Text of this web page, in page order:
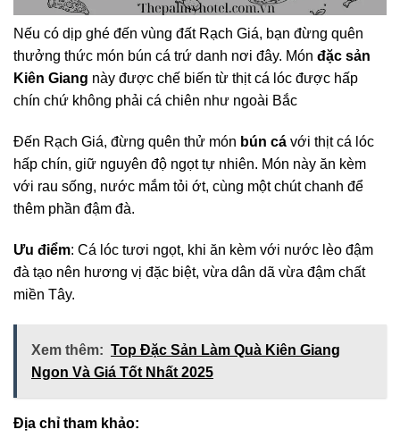
Nếu có dịp ghé đến vùng đất Rạch Giá, bạn đừng quên
thưởng thức món bún cá trứ danh nơi đây. Món đặc sản
Kiên Giang này được chế biến từ thịt cá lóc được hấp
chín chứ không phải cá chiên như ngoài Bắc
Đến Rạch Giá, đừng quên thử món bún cá với thịt cá lóc
hấp chín, giữ nguyên độ ngọt tự nhiên. Món này ăn kèm
với rau sống, nước mắm tỏi ớt, cùng một chút chanh để
thêm phần đậm đà.
Ưu điểm: Cá lóc tươi ngọt, khi ăn kèm với nước lèo đậm
đà tạo nên hương vị đặc biệt, vừa dân dã vừa đậm chất
miền Tây.
Xem thêm: Top Đặc Sản Làm Quà Kiên Giang
Ngon Và Giá Tốt Nhất 2025
Địa chỉ tham khảo: